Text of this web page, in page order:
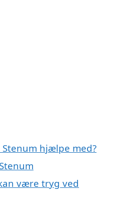
hjælpe med?
være tryg ved